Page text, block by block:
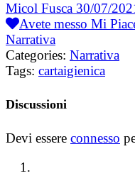
Micol Fusca 30/07/
Avete messo Mi
Narrativa
Categories: Narrativa
Tags: cartaigienica
Discussioni
Devi essere connesso